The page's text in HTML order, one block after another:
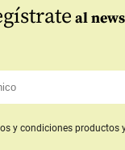
al
y condiciones productos